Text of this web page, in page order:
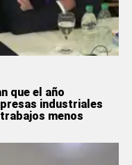
que el año
industriales
menos